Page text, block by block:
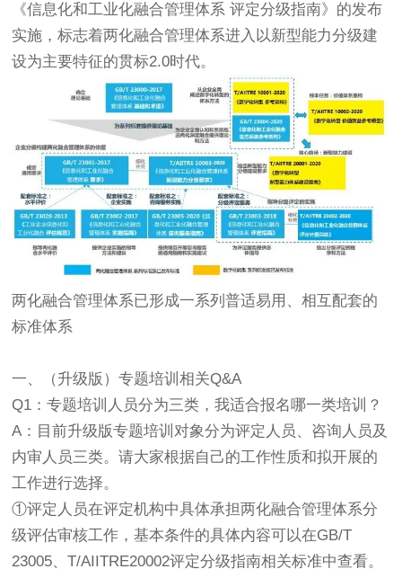
《信息化和工业化融合管理体系 评定分级指南》的发布
实施，标志着两化融合管理体系进入以新型能力分级建
设为主要特征的贯标2.0时代。
两化融合管理体系已形成一系列普适易用、相互配套的
标准体系
一、（升级版）专题培训相关Q&A
Q1：专题培训人员分为三类，我适合报名哪一类培训？
A：目前升级版专题培训对象分为评定人员、咨询人员及
内审人员三类。请大家根据自己的工作性质和拟开展的
工作进行选择。
①评定人员在评定机构中具体承担两化融合管理体系分
级评估审核工作，基本条件的具体内容可以在GB/T
23005、T/AIITRE20002评定分级指南相关标准中查看。